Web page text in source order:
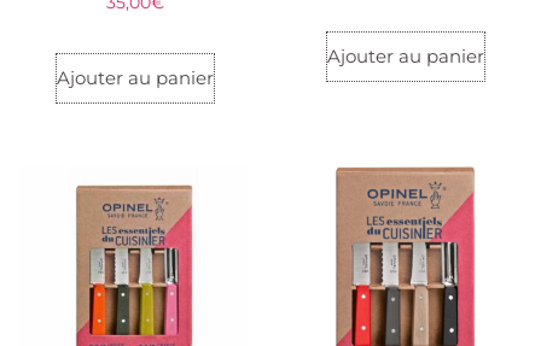
Ajouter au panier
Ajouter au panier